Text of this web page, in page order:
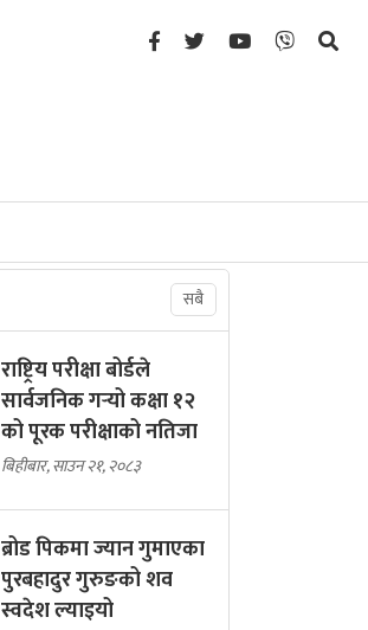
सबै
राष्ट्रिय परीक्षा बोर्डले
सार्वजनिक गर्‍यो कक्षा १२
को पूरक परीक्षाको नतिजा
बिहीबार, साउन २१, २०८३
ब्रोड पिकमा ज्यान गुमाएका
पुरबहादुर गुरुङको शव
स्वदेश ल्याइयो